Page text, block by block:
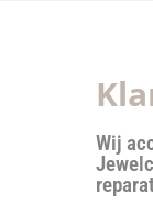
Wij